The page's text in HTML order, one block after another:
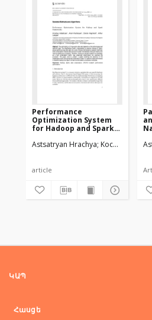
Performance
Optimization System
for Hadoop and Spark
Astsatryan Hrachya Kocharyan
article
ԿԱՊ
Հասցե